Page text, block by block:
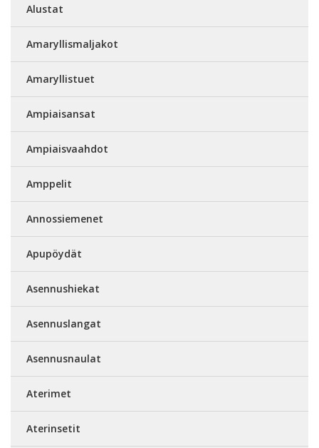
Alustat
Amaryllismaljakot
Amaryllistuet
Ampiaisansat
Ampiaisvaahdot
Amppelit
Annossiemenet
Apupöydät
Asennushiekat
Asennuslangat
Asennusnaulat
Aterimet
Aterinsetit